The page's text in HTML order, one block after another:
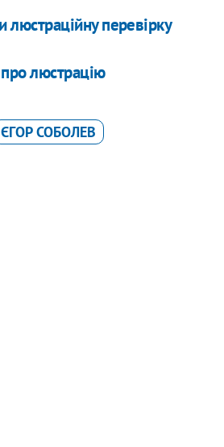
люстраційну перевірку
люстрацію
ЄГОР СОБОЛЕВ